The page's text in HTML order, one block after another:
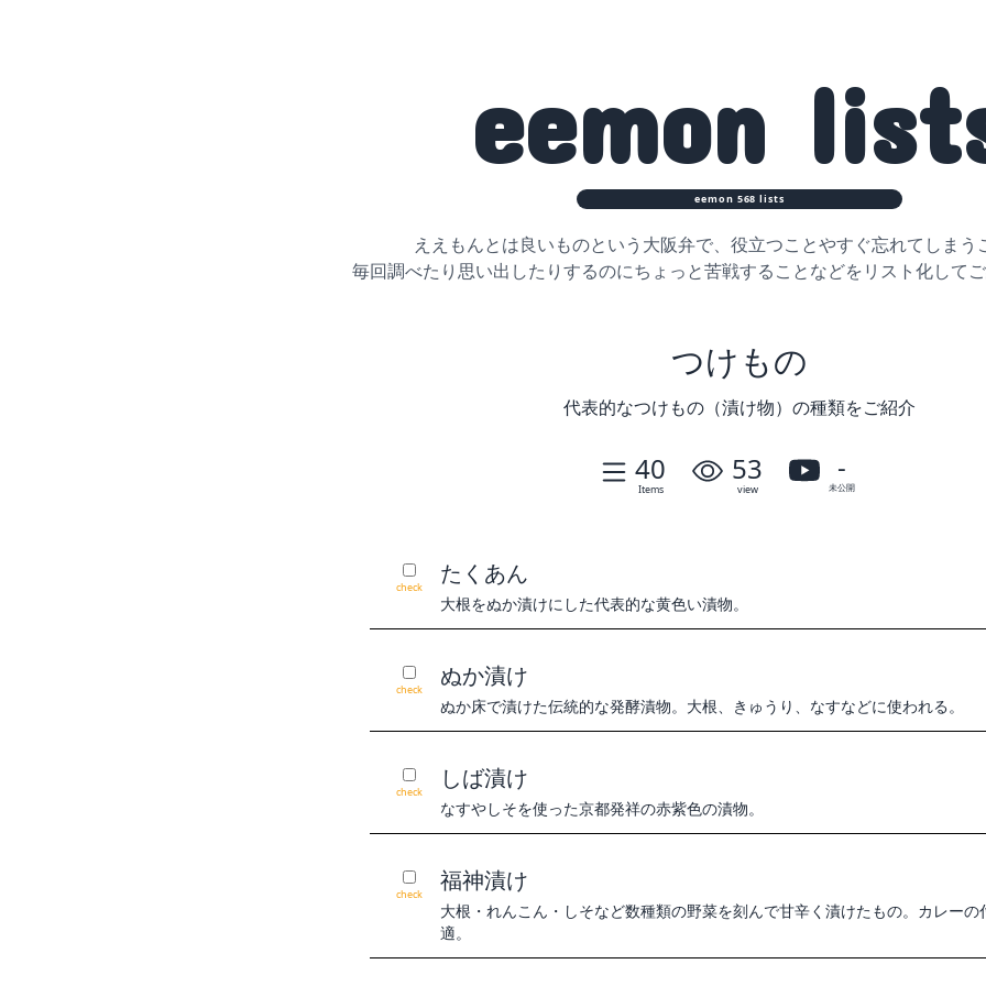
eemon
eemon 568 lists
ええもんとは良いものという大阪弁で、役立つことやすぐ忘れてしまう
毎回調べたり思い出したりするのにちょっと苦戦することなどをリスト化してご
つけもの
代表的なつけもの（漬け物）の種類をご紹介
40
Items
53
view
-
未公開
check たくあん
大根をぬか漬けにした代表的な黄色い漬物。
check ぬか漬け
ぬか床で漬けた伝統的な発酵漬物。大根、きゅうり、なすなどに使われる。
check しば漬け
なすやしそを使った京都発祥の赤紫色の漬物。
check 福神漬け
大根・れんこん・しそなど数種類の野菜を刻んで甘辛く漬けたもの。カレーの
適。